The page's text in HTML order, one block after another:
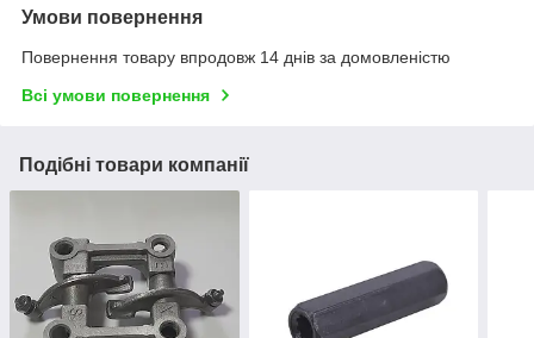
Умови повернення
Повернення товару впродовж 14 днів за домовленістю
Всі умови повернення
Подібні товари компанії